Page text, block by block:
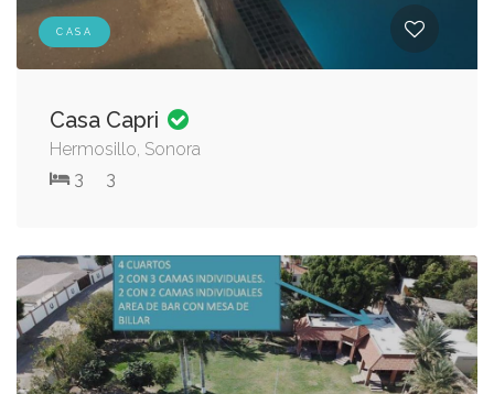
CASA
Casa Capri
Hermosillo, Sonora
3
3